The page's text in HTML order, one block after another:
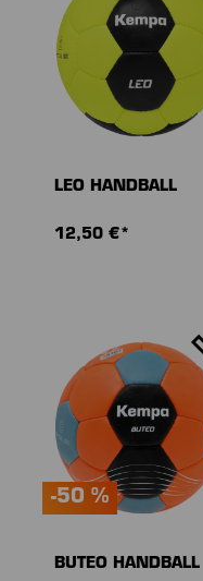
LEO HANDBALL
12,50 €*
-50 %
BUTEO HANDBALL